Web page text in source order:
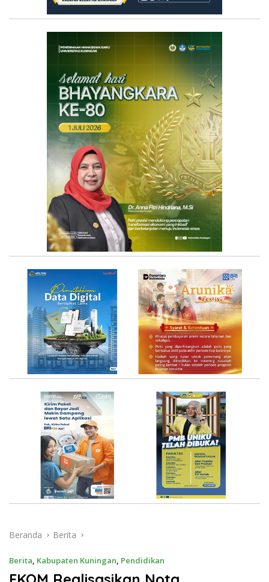
Beranda Berita
Berita, Kabupaten Kuningan, Pendidikan